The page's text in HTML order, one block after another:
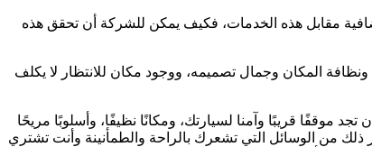
مقابل هذه الخدمات، فكيف يمكن للشركة أن تحقق هذه
المكان وجمال تصميمه، ووجود مكان للانتظار لا يكلف
قريبًا وآمنا لسيارتك، ومكانًا نظيفًا، وأسلوبًا مريحًا
من الوسائل التي تشعرك بالراحة والطمأنينة وأنت تشتري